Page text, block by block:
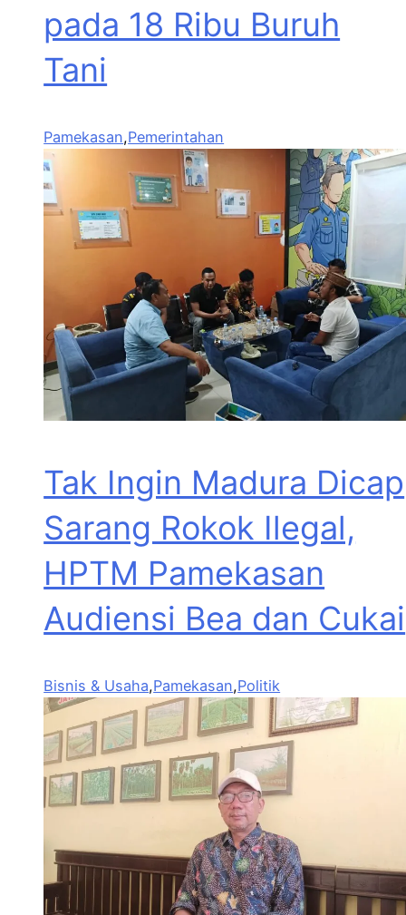
pada 18 Ribu Buruh
Tani
Pamekasan,Pemerintahan
Tak Ingin Madura Dicap
Sarang Rokok Ilegal,
HPTM Pamekasan
Audiensi Bea dan Cukai
Bisnis & Usaha,Pamekasan,Politik